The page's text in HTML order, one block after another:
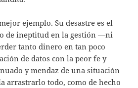
ejemplo. Su desastre es el
de ineptitud en la gestión —ni
tanto dinero en tan poco
de datos con la peor fe y
y mendaz de una situación
arrastrarlo todo, como de hecho